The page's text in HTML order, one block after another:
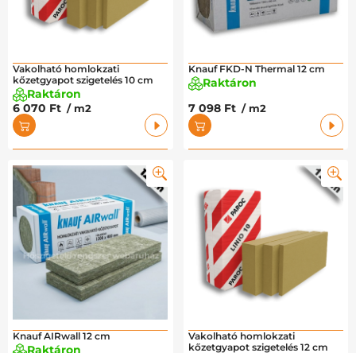
Vakolható homlokzati
kőzetgyapot szigetelés 10 cm
Raktáron
6 070 Ft / m2
Knauf FKD-N Thermal 12 cm
Raktáron
7 098 Ft / m2
Knauf AIRwall 12 cm
Raktáron
Vakolható homlokzati
kőzetgyapot szigetelés 12 cm